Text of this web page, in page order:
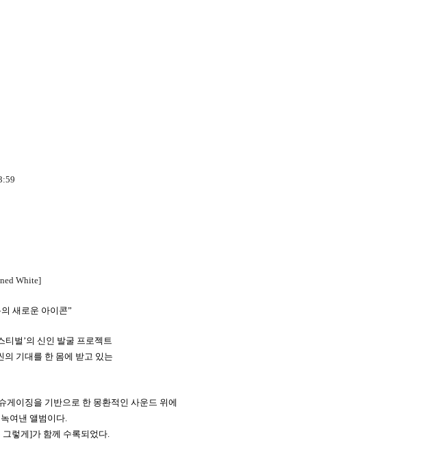
White]
새로운 아이콘”
티벌 ’의 신인 발굴 프로젝트
의 기대를 한 몸에 받고 있는
게이징을 기반으로 한 몽환적인 사운드 위에
녹여낸 앨범이다
그렇게]가 함께 수록되었다